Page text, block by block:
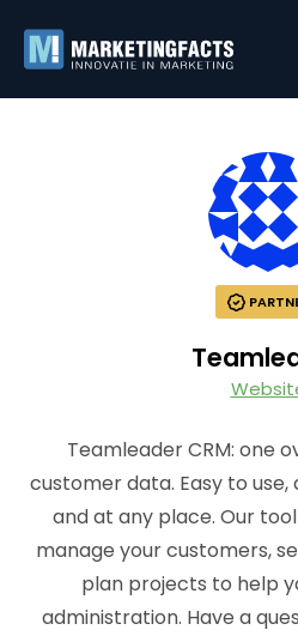
Teamleader CRM: one
customer data. Easy to
and at any place. Our
manage your customers,
plan projects to help
administration. Have a